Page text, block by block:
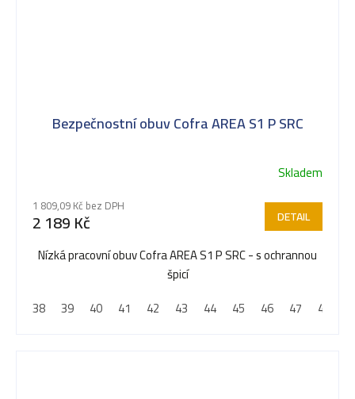
Bezpečnostní obuv Cofra AREA S1 P SRC
Skladem
1 809,09 Kč bez DPH
2 189 Kč DETAIL
Nízká pracovní obuv Cofra AREA S1 P SRC - s ochrannou
špicí
38
39 40 41 42 43 44 45 46 47 48